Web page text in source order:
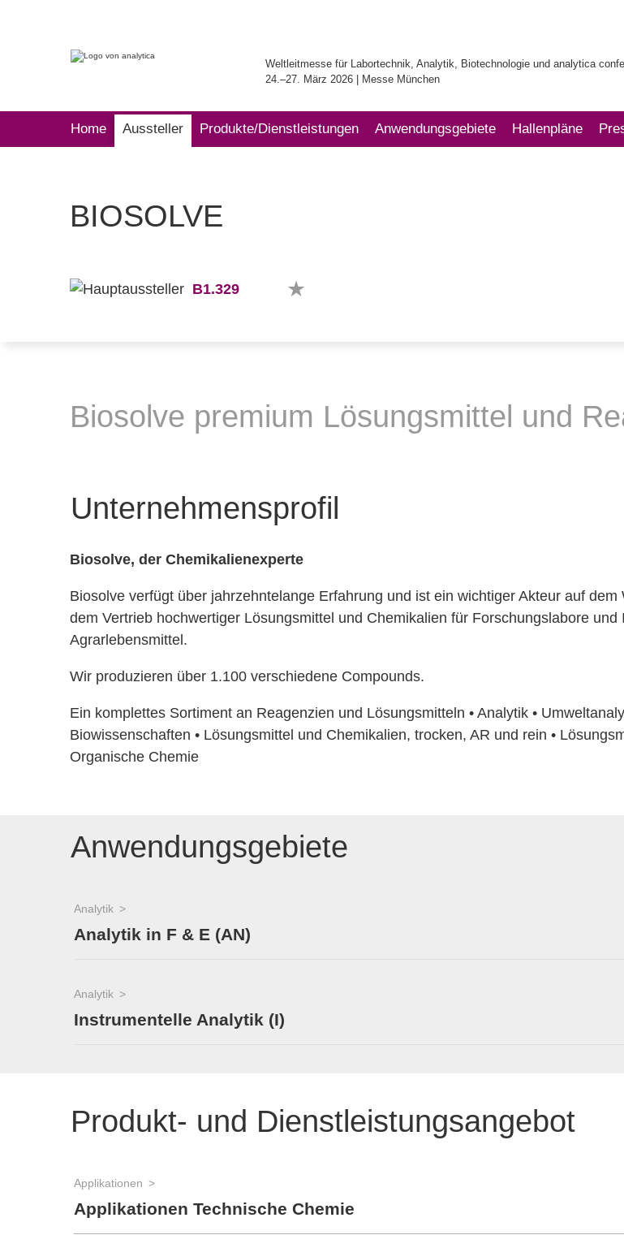
Weltleitmesse für Labortechnik, Analytik, Biotechnologie und analytica
24.–27. März 2026 | Messe München
Home Aussteller Produkte/Dienstleistungen Anwendungsgebiete Hallenpläne
BIOSOLVE
B1.329
Biosolve premium Lösungsmittel und
Unternehmensprofil
Biosolve, der Chemikalienexperte
Biosolve verfügt über jahrzehntelange Erfahrung und ist ein wichtiger Akteur auf
dem Vertrieb hochwertiger Lösungsmittel und Chemikalien für Forschungslabore
Agrarlebensmittel.
Wir produzieren über 1.100 verschiedene Compounds.
Ein komplettes Sortiment an Reagenzien und Lösungsmitteln • Analytik •
Biowissenschaften • Lösungsmittel und Chemikalien, trocken, AR und rein •
Organische Chemie
Anwendungsgebiete
Analytik
Analytik in F & E (AN)
Analytik
Instrumentelle Analytik (I)
Produkt- und Dienstleistungsangebot
Applikationen
Applikationen Technische Chemie